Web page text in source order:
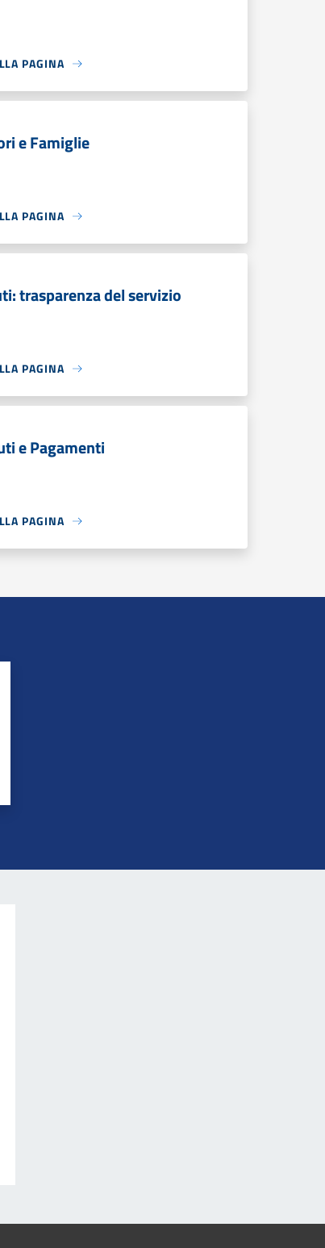
PAGINA
e Famiglie
PAGINA
trasparenza del servizio
PAGINA
e Pagamenti
PAGINA